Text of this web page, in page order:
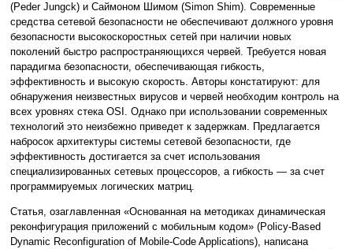
(Peder Jungck) и Саймоном Шимом (Simon Shim). Современные
средства сетевой безопасности не обеспечивают должного уровня
безопасности высокоскоростных сетей при наличии новых
поколений быстро распространяющихся червей. Требуется новая
парадигма безопасности, обеспечивающая гибкость,
эффективность и высокую скорость. Авторы констатируют: для
обнаружения неизвестных вирусов и червей необходим контроль на
всех уровнях стека OSI. Однако при использовании современных
технологий это неизбежно приведет к задержкам. Предлагается
набросок архитектуры системы сетевой безопасности, где
эффективность достигается за счет использования
специализированных сетевых процессоров, а гибкость — за счет
программируемых логических матриц.
Статья, озаглавленная «Основанная на методиках динамическая
реконфигурация приложений с мобильным кодом» (Policy-Based
Dynamic Reconfiguration of Mobile-Code Applications), написана